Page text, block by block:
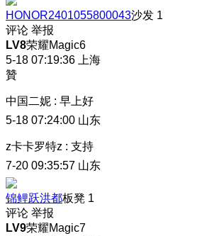
HONOR2401055800043沙发 1
评论 举报
LV8荣耀Magic6
5-18 07:19:36
上海
贊
中国二妮 : 早上好
5-18 07:24:00 山东
z卡卡罗特z : 支持
7-20 09:35:57 山东
锦鲤跃洪都板凳 1
评论 举报
LV9荣耀Magic7